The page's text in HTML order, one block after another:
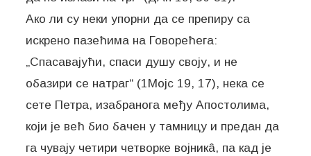
Ако ли су неки упорни да се препиру са
искрено пазећима на Говорећега:
„Спасавајући, спаси душу своју, и не
обазири се натраг“ (1Мојс 19, 17), нека се
сете Петра, изабранога међу Апостолима,
који је већ био бачен у тамницу и предан да
га чувају четири четворке војникâ, па кад је